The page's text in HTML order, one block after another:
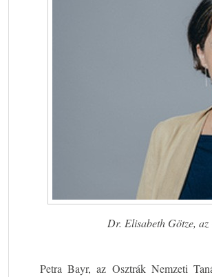
Dr. Elisabeth Götze,
Petra Bayr, az Osztrák Nemzeti